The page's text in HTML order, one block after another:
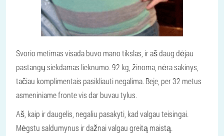
Svorio metimas visada buvo mano tikslas, ir aš daug dėjau
pastangų siekdamas lieknumo. 92 kg, žinoma, nėra sakinys,
tačiau komplimentais pasikliauti negalima. Beje, per 32 metus
asmeniniame fronte vis dar buvau tylus.
Aš, kaip ir daugelis, negaliu pasakyti, kad valgau teisingai.
Mėgstu saldumynus ir dažnai valgau greitą maistą.